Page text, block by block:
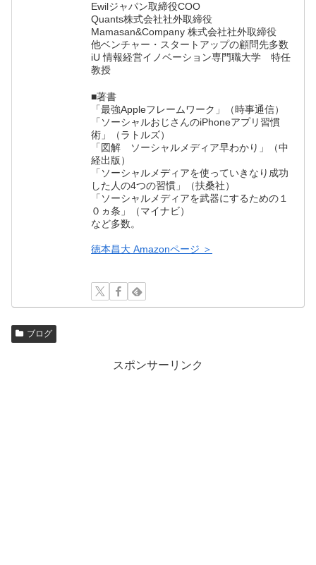
Ewilジャパン取締役COO
Quants株式会社社外取締役
Mamasan&Company 株式会社社外取締役
他ベンチャー・スタートアップの顧問先多数
iU 情報経営イノベーション専門職大学 特任
教授
■著書
「最強Appleフレームワーク」（時事通信）
「ソーシャルおじさんのiPhoneアプリ習慣
術」（ラトルズ）
「図解 ソーシャルメディア早わかり」（中
経出版）
「ソーシャルメディアを使っていきなり成功
した人の4つの習慣」（扶桑社）
「ソーシャルメディアを武器にするための１
０ヵ条」（マイナビ）
など多数。
徳本昌大 Amazonページ ＞
ブログ
スポンサーリンク